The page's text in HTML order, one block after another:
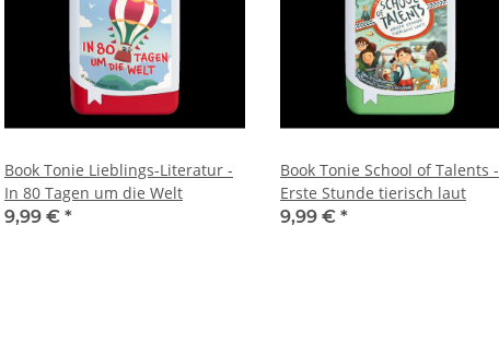
Book Tonie Lieblings-Literatur -
In 80 Tagen um die Welt
9,99 € *
Book Tonie School of Talents -
Erste Stunde tierisch laut
9,99 € *